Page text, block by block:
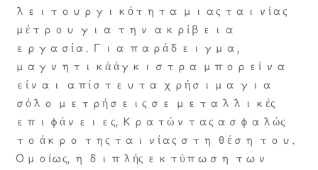
λειτουργικότητα μιας ταινίας
μέτρου για την ακρίβεια
εργασία. Για παράδειγμα,
μαγνητικά άγκιστρα μπορεί να
είναι απίστευτα χρήσιμα για
σόλο μετρήσεις σε μεταλλικές
επιφάνειες, Κρατώντας ασφαλώς
το άκρο της ταινίας στη θέση του.
Ομοίως, η διπλής εκτύπωση των